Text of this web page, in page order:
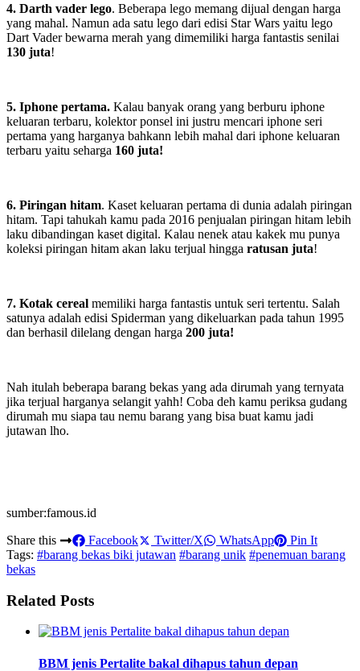
4. Darth vader lego. Beberapa lego memang dijual dengan harga
yang mahal. Namun ada satu lego dari edisi Star Wars yaitu lego
Dart Vader bewarna merah yang dimemiliki harga fantastis senilai
130 juta!
5. Iphone pertama. Kalau banyak orang yang berburu iphone
keluaran terbaru, kolektor ponsel ini justru mencari iphone seri
pertama yang harganya bahkann lebih mahal dari iphone keluaran
terbaru yaitu seharga 160 juta!
6. Piringan hitam. Kaset keluaran pertama di dunia adalah piringan
hitam. Tapi tahukah kamu pada 2016 penjualan piringan hitam lebih
laku dibandingan kaset digital. Kalau nenek atau kakek mu punya
koleksi piringan hitam akan laku terjual hingga ratusan juta!
7. Kotak cereal memiliki harga fantastis untuk seri tertentu. Salah
satunya adalah edisi Spiderman yang dikeluarkan pada tahun 1995
dan berhasil dilelang dengan harga 200 juta!
Nah itulah beberapa barang bekas yang ada dirumah yang ternyata
jika terjual harganya selangit yahh! Coba deh kamu periksa gudang
dirumah mu siapa tau nemu barang yang bisa buat kamu jadi
jutawan lho.
sumber:famous.id
Share this
Facebook Twitter/X WhatsApp
Pin It
Tags: #barang bekas biki jutawan #barang unik #penemuan barang
bekas
Related Posts
BBM jenis Pertalite bakal dihapus tahun depan